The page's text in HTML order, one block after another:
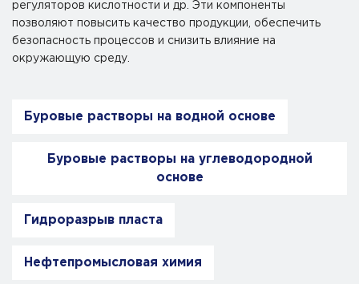
регуляторов кислотности и др. Эти компоненты
позволяют повысить качество продукции, обеспечить
безопасность процессов и снизить влияние на
окружающую среду.
Буровые растворы на водной основе
Буровые растворы на углеводородной
основе
Гидроразрыв пласта
Нефтепромысловая химия